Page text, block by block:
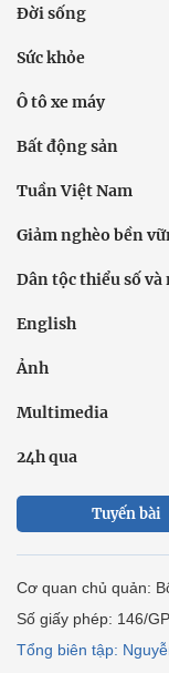
Đời sống
Sức khỏe
Ô tô xe máy
Bất động sản
Tuần Việt Nam
Giảm nghèo bền
Dân tộc thiểu số
English
Ảnh
Multimedia
24h qua
Tuyến bài
Cơ quan chủ quản:
Số giấy phép: 146/
Tổng biên tập: